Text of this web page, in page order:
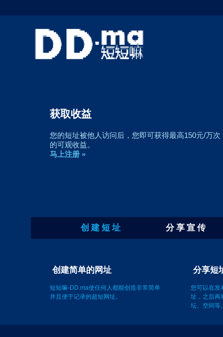
获取收益
您的短址被他人访问后，您即可获得最高150元/万次
的可观收益。
马上注册 »
创 建 短 址 分 享 宣 传
创建简单的网址
短短嘛-DD.ma使任何人都能创造非常简单
并且便于记录的超短网址。
您可以在发